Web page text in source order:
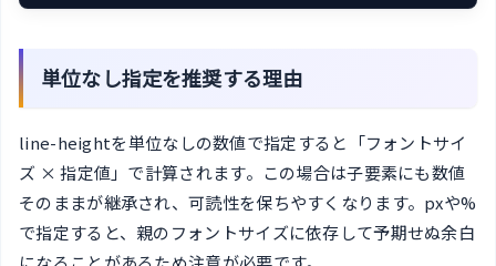
単位なし指定を推奨する理由
line-heightを単位なしの数値で指定すると「フォントサイ
ズ × 指定値」で計算されます。この場合は子要素にも数値
そのままが継承され、可読性を保ちやすくなります。pxや%
で指定すると、親のフォントサイズに依存して予期せぬ余白